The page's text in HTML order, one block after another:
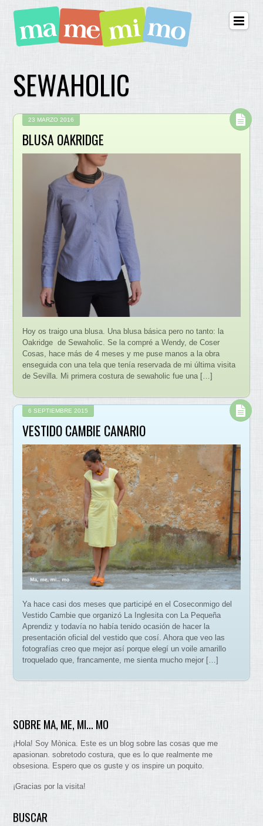
SEWAHOLIC
23 MARZO 2016
BLUSA OAKRIDGE
Hoy os traigo una blusa. Una blusa básica pero no tanto: la
Oakridge de Sewaholic. Se la compré a Wendy, de Coser
Cosas, hace más de 4 meses y me puse manos a la obra
enseguida con una tela que tenía reservada de mi última visita
de Sevilla. Mi primera costura de sewaholic fue una […]
6 SEPTIEMBRE 2015
VESTIDO CAMBIE CANARIO
Ya hace casi dos meses que participé en el Coseconmigo del
Vestido Cambie que organizó La Inglesita con La Pequeña
Aprendiz y todavía no había tenido ocasión de hacer la
presentación oficial del vestido que cosí. Ahora que veo las
fotografías creo que mejor así porque elegí un voile amarillo
troquelado que, francamente, me sienta mucho mejor […]
SOBRE MA, ME, MI… MO
¡Hola! Soy Mònica. Este es un blog sobre las cosas que me
apasionan. sobretodo costura, que es lo que realmente me
obsesiona. Espero que os guste y os inspire un poquito.
¡Gracias por la visita!
BUSCAR